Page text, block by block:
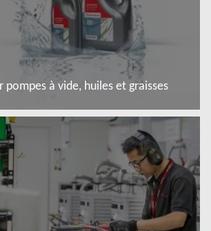
pompes à vide, huiles et graisses